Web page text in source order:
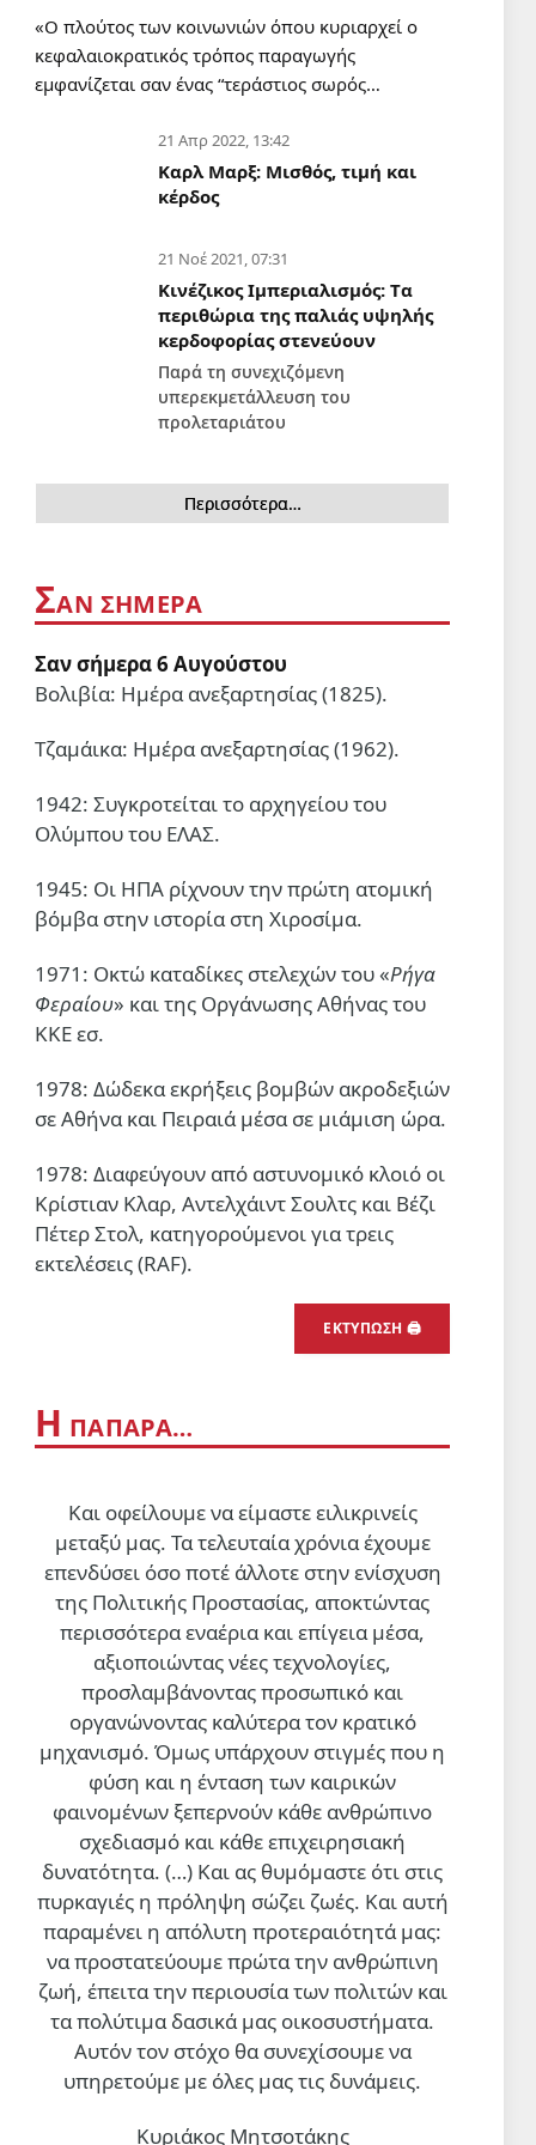
5 Αυγ 2026, 08:01
ΣΑΝ ΣΉΜΕΡΑ
Σαν σήμερα 5 Αυγούστου
5 Αυγ 2026, 00:01
Ναΐμ Κάσεμ: Η αντίσταση
συνεχίζεται, θα
υπερασπιστούμε τη γη μας και
θα νικήσουμε
4 Αυγ 2026, 12:40
ΠΕΡΙΒΆΛΛΟΝ
Οι καπιταλιστές των
κράτος κρατάει το φανάρι
Ξεδιάντροπη ομολογία συνενοχής
4 Αυγ 2026, 10:20
Οι Σαουδάραβες δεν τολμούν να
περάσουν από το Στενό Μπαμπ
4 Αυγ 2026, 09:00
Ο «μοιραίος» Μητσοτάκης και η
4 Αυγ 2026, 05:41
Σαν σήμερα 4 Αυγούστου
4 Αυγ 2026, 00:01
ΔΙΕΘΝΉ
πολιτικοί της Βηρυτού
3 Αυγ 2026, 20:29
Το Ιράν διαψεύδει ότι επήλθε
συμφωνία για το εκ νέου
άνοιγμα του Στενού του Ορμούζ
«Διαπραγματευόμαστε μόνο
διμερώς με το Ομάν», δήλωσε ο
εκπρόσωπος του ιρανικού ΥΠΕΞ
3 Αυγ 2026, 19:17
υποχρεωτικής φυλάκισης για
τους πολυϊσοβίτες
3 Αυγ 2026, 09:41
«Ο πλούτος των κοινωνιών όπου κυριαρχεί ο
κεφαλαιοκρατικός τρόπος παραγωγής
εμφανίζεται σαν ένας “τεράστιος σωρός…
21 Απρ 2022, 13:42
Καρλ Μαρξ: Μισθός, τιμή και
κέρδος
21 Νοέ 2021, 07:31
Κινέζικος Ιμπεριαλισμός: Tα
περιθώρια της παλιάς υψηλής
κερδοφορίας στενεύουν
Παρά τη συνεχιζόμενη
υπερεκμετάλλευση του
προλεταριάτου
Περισσότερα…
ΣΑΝ ΣΉΜΕΡΑ
Σαν σήμερα 6 Αυγούστου
Βολιβία: Ημέρα ανεξαρτησίας (1825).
Τζαμάικα: Ημέρα ανεξαρτησίας (1962).
1942: Συγκροτείται το αρχηγείου του
Ολύμπου του ΕΛΑΣ.
1945: Οι ΗΠΑ ρίχνουν την πρώτη ατομική
βόμβα στην ιστορία στη Χιροσίμα.
1971: Οκτώ καταδίκες στελεχών του «Ρήγα
Φεραίου» και της Οργάνωσης Αθήνας του
ΚΚΕ εσ.
1978: Δώδεκα εκρήξεις βομβών ακροδεξιών
σε Αθήνα και Πειραιά μέσα σε μιάμιση ώρα.
1978: Διαφεύγουν από αστυνομικό κλοιό οι
Κρίστιαν Κλαρ, Αντελχάιντ Σουλτς και Βέζι
Πέτερ Στολ, κατηγορούμενοι για τρεις
εκτελέσεις (RAF).
ΕΚΤΎΠΩΣΗ 🖨
Η ΠΑΠΆΡΑ…
Και οφείλουμε να είμαστε ειλικρινείς
μεταξύ μας. Τα τελευταία χρόνια έχουμε
επενδύσει όσο ποτέ άλλοτε στην ενίσχυση
της Πολιτικής Προστασίας, αποκτώντας
περισσότερα εναέρια και επίγεια μέσα,
αξιοποιώντας νέες τεχνολογίες,
προσλαμβάνοντας προσωπικό και
οργανώνοντας καλύτερα τον κρατικό
μηχανισμό. Όμως υπάρχουν στιγμές που η
φύση και η ένταση των καιρικών
φαινομένων ξεπερνούν κάθε ανθρώπινο
σχεδιασμό και κάθε επιχειρησιακή
δυνατότητα. (…) Και ας θυμόμαστε ότι στις
πυρκαγιές η πρόληψη σώζει ζωές. Και αυτή
παραμένει η απόλυτη προτεραιότητά μας:
να προστατεύουμε πρώτα την ανθρώπινη
ζωή, έπειτα την περιουσία των πολιτών και
τα πολύτιμα δασικά μας οικοσυστήματα.
Αυτόν τον στόχο θα συνεχίσουμε να
υπηρετούμε με όλες μας τις δυνάμεις.
Κυριάκος Μητσοτάκης